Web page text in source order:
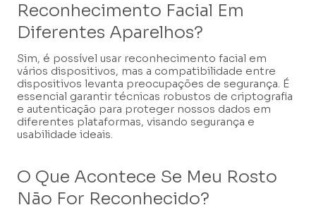
Reconhecimento Facial Em
Diferentes Aparelhos?
Sim, é possível usar reconhecimento facial em
vários dispositivos, mas a compatibilidade entre
dispositivos levanta preocupações de segurança. É
essencial garantir técnicas robustos de criptografia
e autenticação para proteger nossos dados em
diferentes plataformas, visando segurança e
usabilidade ideais.
O Que Acontece Se Meu Rosto
Não For Reconhecido?